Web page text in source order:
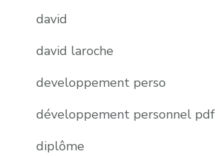
david
david laroche
developpement perso
développement personnel pdf
diplôme